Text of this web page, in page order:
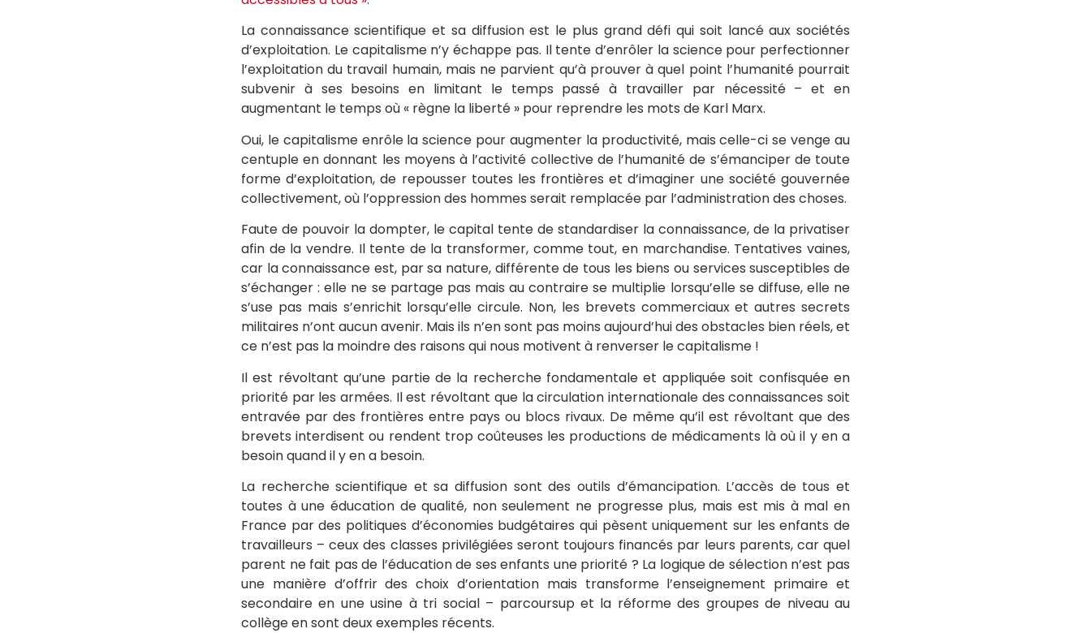
La connaissance scientifique et sa diffusion est le plus grand défi qui soit lancé aux sociétés
d’exploitation. Le capitalisme n’y échappe pas. Il tente d’enrôler la science pour perfectionner
l’exploitation du travail humain, mais ne parvient qu’à prouver à quel point l’humanité pourrait
subvenir à ses besoins en limitant le temps passé à travailler par nécessité – et en
augmentant le temps où « règne la liberté » pour reprendre les mots de Karl Marx.
Oui, le capitalisme enrôle la science pour augmenter la productivité, mais celle-ci se venge au
centuple en donnant les moyens à l’activité collective de l’humanité de s’émanciper de toute
forme d’exploitation, de repousser toutes les frontières et d’imaginer une société gouvernée
collectivement, où l’oppression des hommes serait remplacée par l’administration des choses.
Faute de pouvoir la dompter, le capital tente de standardiser la connaissance, de la privatiser
afin de la vendre. Il tente de la transformer, comme tout, en marchandise. Tentatives vaines,
car la connaissance est, par sa nature, différente de tous les biens ou services susceptibles de
s’échanger : elle ne se partage pas mais au contraire se multiplie lorsqu’elle se diffuse, elle ne
s’use pas mais s’enrichit lorsqu’elle circule. Non, les brevets commerciaux et autres secrets
militaires n’ont aucun avenir. Mais ils n’en sont pas moins aujourd’hui des obstacles bien réels, et
ce n’est pas la moindre des raisons qui nous motivent à renverser le capitalisme !
Il est révoltant qu’une partie de la recherche fondamentale et appliquée soit confisquée en
priorité par les armées. Il est révoltant que la circulation internationale des connaissances soit
entravée par des frontières entre pays ou blocs rivaux. De même qu’il est révoltant que des
brevets interdisent ou rendent trop coûteuses les productions de médicaments là où il y en a
besoin quand il y en a besoin.
La recherche scientifique et sa diffusion sont des outils d’émancipation. L’accès de tous et
toutes à une éducation de qualité, non seulement ne progresse plus, mais est mis à mal en
France par des politiques d’économies budgétaires qui pèsent uniquement sur les enfants de
travailleurs – ceux des classes privilégiées seront toujours financés par leurs parents, car quel
parent ne fait pas de l’éducation de ses enfants une priorité ? La logique de sélection n’est pas
une manière d’offrir des choix d’orientation mais transforme l’enseignement primaire et
secondaire en une usine à tri social – parcoursup et la réforme des groupes de niveau au
collège en sont deux exemples récents.